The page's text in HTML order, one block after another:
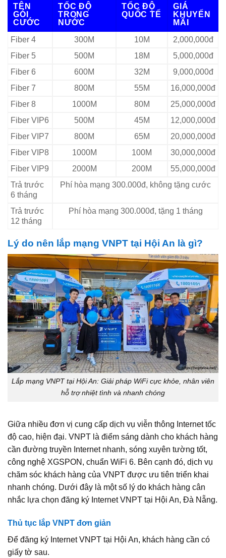
TÊN
GÓI
CƯỚC
TỐC ĐỘ
TRONG
NƯỚC
TỐC ĐỘ
QUỐC TẾ
GIÁ
KHUYẾN
MÃI
Fiber 4
300M 10M
2,000,000đ
Fiber 5
500M 18M
5,000,000đ
Fiber 6
600M 32M
9,000,000đ
Fiber 7
800M 55M
16,000,000đ
Fiber 8
1000M 80M
25,000,000đ
Fiber VIP6
500M 45M
12,000,000đ
Fiber VIP7
800M 65M
20,000,000đ
Fiber VIP8
1000M 100M
30,000,000đ
Fiber VIP9
2000M 200M
55,000,000đ
Trả trước
6 tháng
Phí hòa mạng 300.000đ, không tặng cước
Trả trước
12 tháng
Phí hòa mạng 300.000đ, tặng 1 tháng
Lý do nên lắp mạng VNPT tại Hội An là gì?
Lắp mạng VNPT tại Hội An: Giải pháp WiFi cực khỏe, nhân viên
hỗ trợ nhiệt tình và nhanh chóng
Giữa nhiều đơn vị cung cấp dịch vụ viễn thông Internet tốc
độ cao, hiện đại. VNPT là điểm sáng dành cho khách hàng
cần đường truyền Internet nhanh, sóng xuyên tường tốt,
công nghệ XGSPON, chuẩn WiFi 6. Bên cạnh đó, dịch vụ
chăm sóc khách hàng của VNPT được ưu tiên triển khai
nhanh chóng. Dưới đây là một số lý do khách hàng cân
nhắc lựa chọn đăng ký Internet VNPT tại Hội An, Đà Nẵng.
Thủ tục lắp VNPT đơn giản
Để đăng ký Internet VNPT tại Hội An, khách hàng cần có
giấy tờ sau.